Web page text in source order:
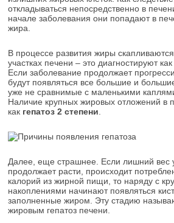
откладываться непосредственно в
начале заболевания они попадают в
жира.
В процессе развития жиры
участках печени – это диагностируют как
Если заболевание продолжает
будут появляться все большие и
уже не сравнимые с маленькими
Наличие крупных жировых отложений в
как гепатоз 2 степени.
Далее, еще страшнее. Если лишний вес
продолжает расти, происходит
калорий из жирной пищи, то наряду с
накоплениями начинают появляться
заполненные жиром. Эту стадию
жировым гепатоз печени.